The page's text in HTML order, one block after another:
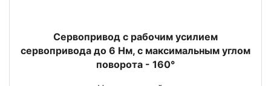
Сервопривод с рабочим усилием
сервопривода до 6 Нм, с максимальным углом
поворота - 160°